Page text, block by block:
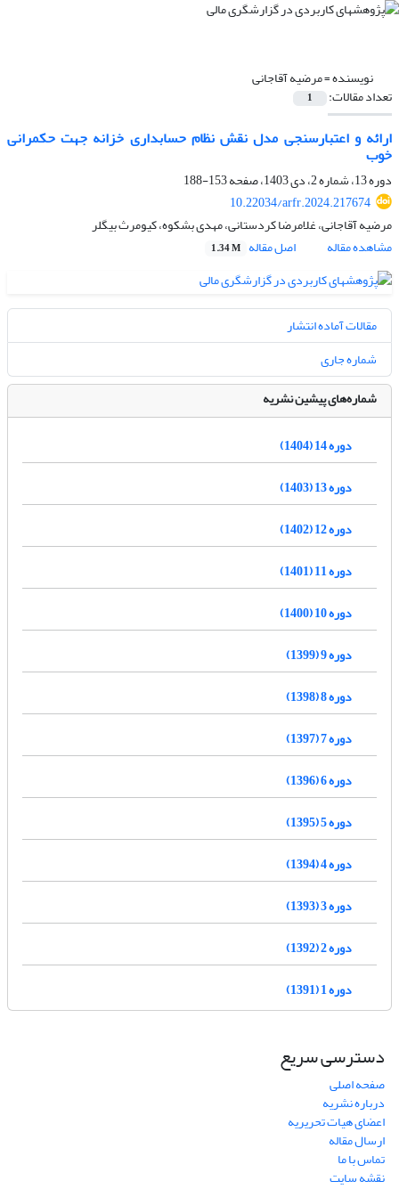
نویسنده =مرضیه آقاجانی
تعداد مقالات: 1
ارائه و اعتبارسنجی مدل نقش نظام حسابداری خزانه جهت حکمرانی
خوب
دوره 13، شماره 2، دی 1403، صفحه
153-188
10.22034/arfr.2024.217674
مرضیه آقاجانی، غلامرضا کردستانی، مهدی بشکوه، کیومرث بیگلر
مشاهده مقاله
اصل مقاله 1.34 M
مقالات آماده انتشار
شماره جاری
شماره‌های پیشین نشریه
دوره 14 (1404)
دوره 13 (1403)
دوره 12 (1402)
دوره 11 (1401)
دوره 10 (1400)
دوره 9 (1399)
دوره 8 (1398)
دوره 7 (1397)
دوره 6 (1396)
دوره 5 (1395)
دوره 4 (1394)
دوره 3 (1393)
دوره 2 (1392)
دوره 1 (1391)
دسترسی سریع
صفحه اصلی
درباره نشریه
اعضای هیات تحریریه
ارسال مقاله
تماس با ما
نقشه سایت